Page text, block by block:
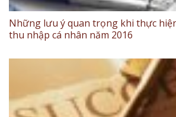
Những lưu ý quan trọng khi thực
thu nhập cá nhân năm 2016